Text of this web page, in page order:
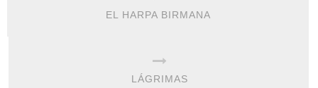
EL HARPA BIRMANA
LÁGRIMAS